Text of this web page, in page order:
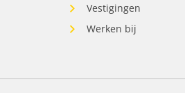
Vestigingen
Werken bij